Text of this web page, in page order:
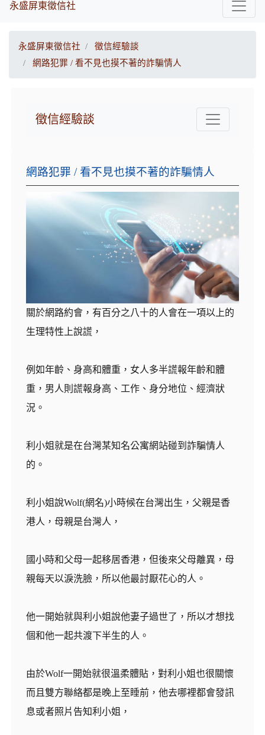
永盛屏東徵信社
永盛屏東徵信社
徵信經驗談
網路犯罪 / 看不見也摸不著的詐騙情人
徵信經驗談
網路犯罪 / 看不見也摸不著的詐騙情人
關於網路約會，有百分之八十的人會在一項以上的
生理特性上說謊，
例如年齡、身高和體重，女人多半謊報年齡和體
重，男人則謊報身高、工作、身分地位、經濟狀
況。
利小姐就是在台灣某知名公寓網站碰到詐騙情人
的。
利小姐說Wolf(網名)小時候在台灣出生，父親是香
港人，母親是台灣人，
國小時和父母一起移居香港，但後來父母離異，母
親每天以淚洗臉，所以他最討厭花心的人。
他一開始就與利小姐說他妻子過世了，所以才想找
個和他一起共渡下半生的人。
由於Wolf一開始就很溫柔體貼，對利小姐也很關懷
而且雙方聯絡都是晚上至睡前，他去哪裡都會發訊
息或者照片告知利小姐，